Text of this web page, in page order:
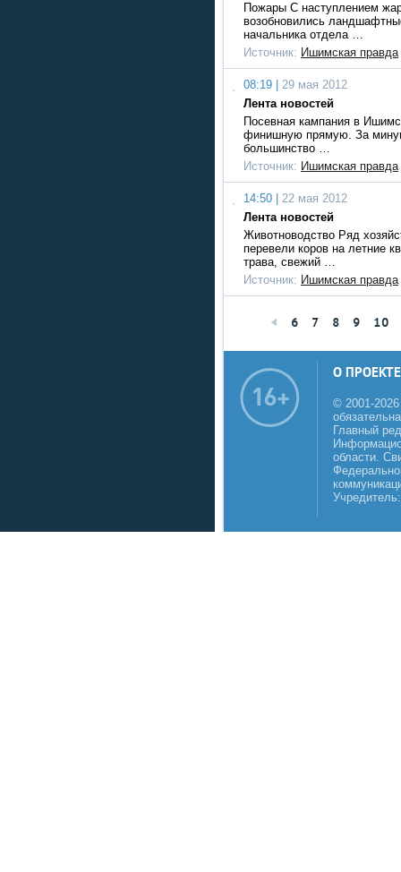
Пожары С наступлением
возобновились
начальника отдела …
Источник: Ишимская правда
08:19 |
29 мая 2012
Лента новостей
Посевная кампания в
финишную прямую. За
большинство …
Источник: Ишимская правда
14:50 |
22 мая 2012
Лента новостей
Животноводство Ряд
перевели коров на летние
трава, свежий …
Источник: Ишимская правда
6 7 8 9 10
О ПРОЕКТЕ
© 2001-
Главный
области.